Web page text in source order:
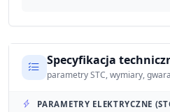
Specyfikacja
parametry STC, wymiary,
PARAMETRY ELEKTRYCZNE